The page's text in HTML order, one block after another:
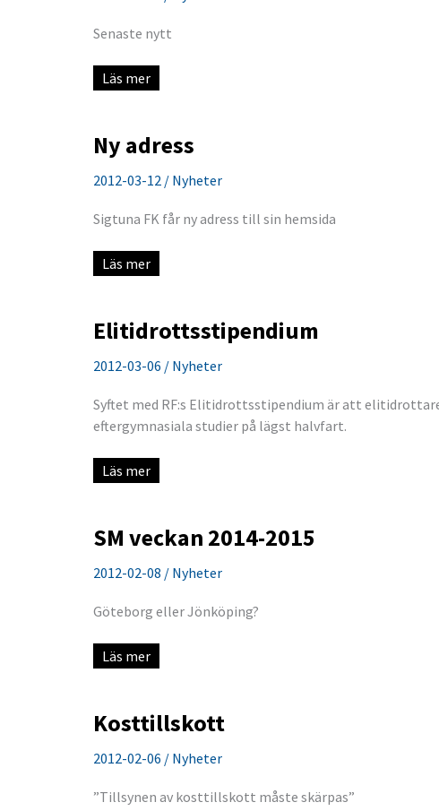
Senaste nytt
Årsmötet
2012
Läs mer
Ny adress
2012-03-12 / Nyheter
Sigtuna FK får ny adress till sin hemsida
Ny
adress
Läs mer
Elitidrottsstipendium
2012-03-06 / Nyheter
Syftet med RF:s Elitidrottsstipendium är att
eftergymnasiala studier på lägst halvfart.
Elitidrottsstipendium
Läs mer
SM veckan 2014-2015
2012-02-08 / Nyheter
Göteborg eller Jönköping?
SM
veckan
Läs mer
Kosttillskott
2012-02-06 / Nyheter
”Tillsynen av kosttillskott måste skärpas”